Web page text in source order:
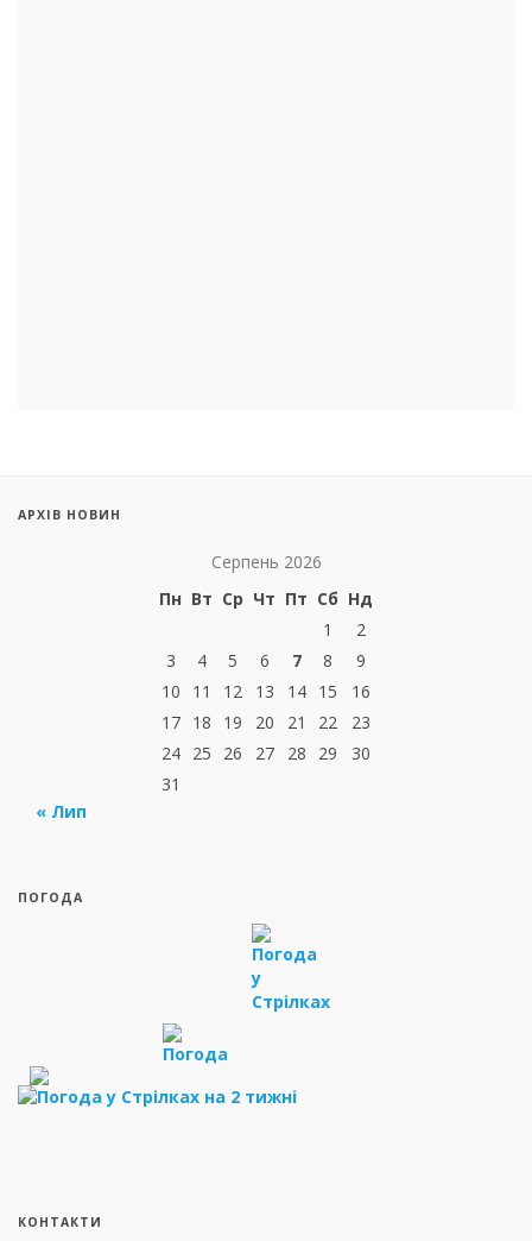
АРХІВ НОВИН
Серпень 2026
Пн Вт Ср Чт Пт Сб Нд
1
2
3
4 5 6 7 8
9
10
11 12 13 14 15
16
17
18 19 20 21 22
23
24
25 26 27 28 29
30
31
« Лип
ПОГОДА
КОНТАКТИ